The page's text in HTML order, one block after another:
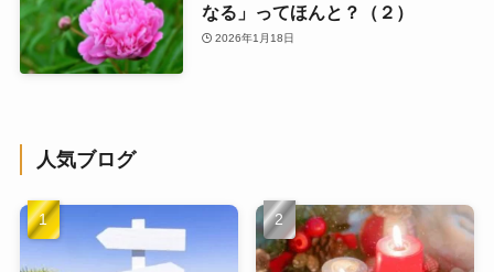
なる」ってほんと？（２）
2026年1月18日
人気ブログ